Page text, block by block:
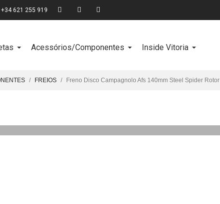
+34 621 255 919
Acessórios/Componentes Inside Vitoria
FREIOS Freno Disco Campagnolo Afs 140mm Steel Spider Rotor